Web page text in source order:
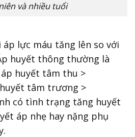
và nhiều tuổi
áp lực máu tăng lên so với
huyết thông thường là
huyết tâm thu >
tâm trương >
có tình trạng tăng huyết
áp nhẹ hay nặng phụ